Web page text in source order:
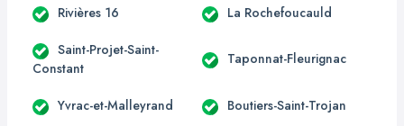
Rivières 16 La Rochefoucauld
Saint-Projet-Saint-
Constant
Taponnat-Fleurignac
Yvrac-et-Malleyrand Boutiers-Saint-Trojan